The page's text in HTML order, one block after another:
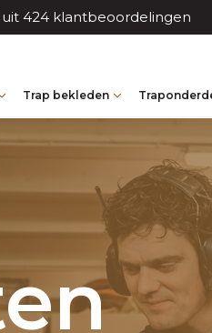
uit 424 klantbeoordelingen
Trap bekleden